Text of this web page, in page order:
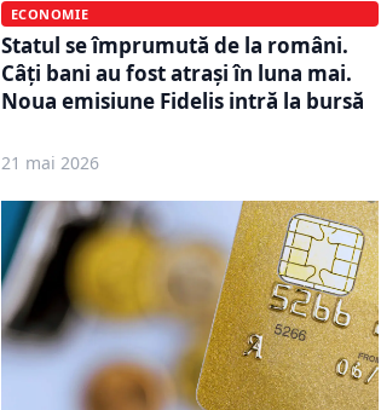
ECONOMIE
Statul se împrumută de la români.
Câți bani au fost atrași în luna mai.
Noua emisiune Fidelis intră la bursă
21 mai 2026